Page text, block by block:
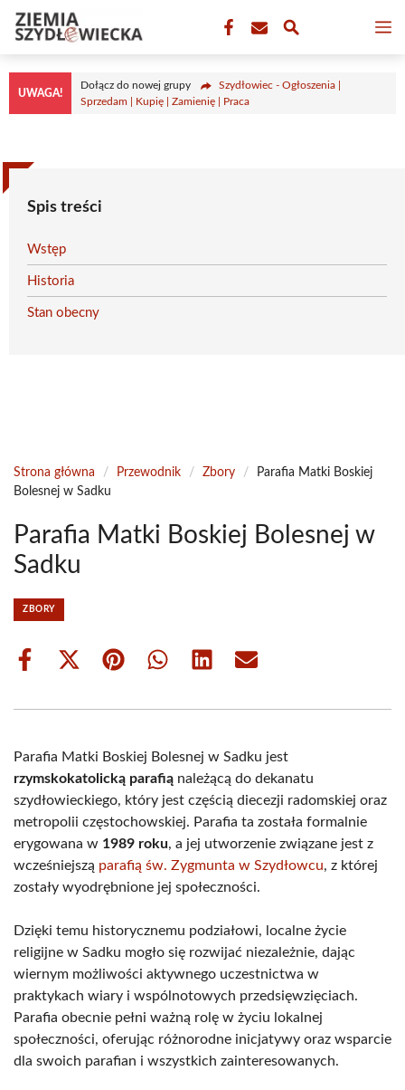
Przejdź
treści
UWAGA!
Dołącz do nowej grupy
Szydłowiec - Ogłoszenia |
Sprzedam | Kupię | Zamienię | Praca
Spis treści
Wstęp
Historia
Stan obecny
Strona główna / Przewodnik / Zbory /
Parafia Matki Boskiej
Bolesnej w Sadku
Parafia Matki Boskiej Bolesnej w
Sadku
ZBORY
Share
Share
(Twitter)
Share Share Share Share
Parafia Matki Boskiej Bolesnej w Sadku jest
rzymskokatolicką parafią należącą do dekanatu
szydłowieckiego, który jest częścią diecezji radomskiej oraz
metropolii częstochowskiej. Parafia ta została formalnie
erygowana w 1989 roku, a jej utworzenie związane jest z
wcześniejszą parafią św. Zygmunta w Szydłowcu, z której
zostały wyodrębnione jej społeczności.
Dzięki temu historycznemu podziałowi, localne życie
religijne w Sadku mogło się rozwijać niezależnie, dając
wiernym możliwości aktywnego uczestnictwa w
praktykach wiary i wspólnotowych przedsięwzięciach.
Parafia obecnie pełni ważną rolę w życiu lokalnej
społeczności, oferując różnorodne inicjatywy oraz wsparcie
dla swoich parafian i wszystkich zainteresowanych.